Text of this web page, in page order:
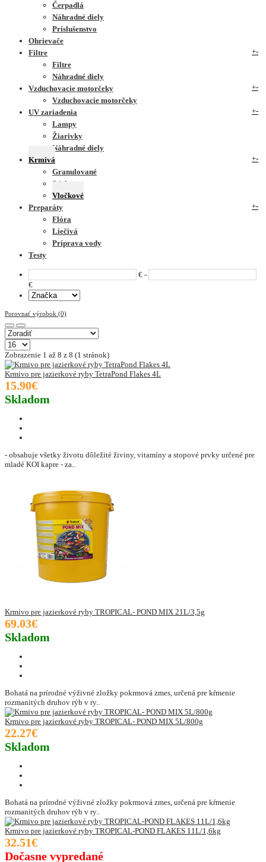
Čerpadlá
Náhradné diely
Príslušenstvo
Ohrievače
Filtre
+-
Filtre
Náhradné diely
Vzduchovacie motorčeky
+-
Vzduchovacie motorčeky
UV zariadenia
+-
Lampy
Žiarivky
Náhradné diely
Krmivá
+-
Granulované
Sticks
Vločkové
Preparáty
+-
Flóra
Liečivá
Príprava vody
Testy
€ -
€
Porovnať výrobok (0)
Zobrazenie 1 až 8 z 8 (1 stránok)
Krmivo pre jazierkové ryby TetraPond Flakes 4L
15.90€
Skladom
- obsahuje všetky životu dôležité živiny, vitamíny a stopové prvky určené pre
mladé KOI kapre - za..
Krmivo pre jazierkové ryby TROPICAL- POND MIX 21L/3,5g
69.03€
Skladom
Bohatá na prírodné výživné zložky pokrmová zmes, určená pre kŕmenie
rozmanitých druhov rýb v ry..
Krmivo pre jazierkové ryby TROPICAL- POND MIX 5L/800g
22.27€
Skladom
Bohatá na prírodné výživné zložky pokrmová zmes, určená pre kŕmenie
rozmanitých druhov rýb v ry..
Krmivo pre jazierkové ryby TROPICAL-POND FLAKES 11L/1,6kg
32.51€
Dočasne vypredané